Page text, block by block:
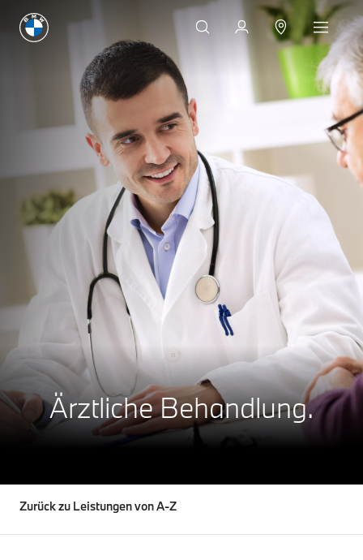
Ärztliche Behandlung.
Zurück zu Leistungen von A-Z